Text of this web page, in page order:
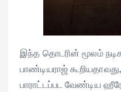
இந்த தொடரின் மூலம்
பாண்டியராஜ்
பாராட்டப்பட வேண்டிய